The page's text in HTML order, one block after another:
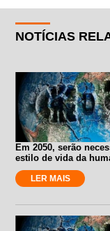
NOTÍCIAS
Em 2050, serão
estilo de vida da
LER MAIS